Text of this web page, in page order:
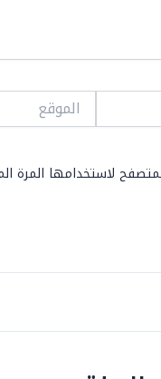
الموقع
لاستخدامها المرة